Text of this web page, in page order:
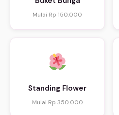
Mulai Rp 150.000
Standing Flower
Mulai Rp 350.000